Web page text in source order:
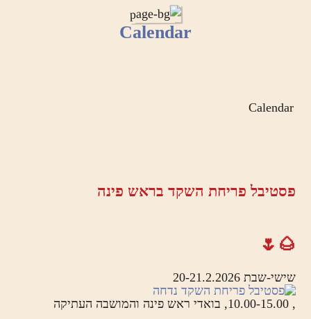
Calendar
Calendar
פסטיבל פריחת השקד בראש פינה
🌰🌷
שישי-שבת 20-21.2.2026
, 10.00-15.00, בואדי ראש פינה והמושבה העתיקה